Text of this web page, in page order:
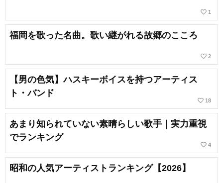
favorite_border 1
福岡を歌った名曲。歌い継がれる故郷のこころ
favorite_border 2
【男の色気】ハスキーボイスを持つアーティス
ト・バンド
favorite_border 18
あまり知られていない素晴らしい歌手｜実力重視
でランキング
favorite_border 4
昭和の人気アーティストランキング【2026】